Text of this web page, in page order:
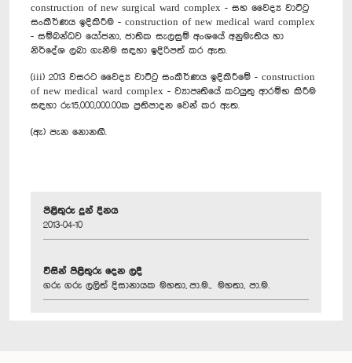
construction of new surgical ward complex - සහ වෛද්‍ය වාට්ටු
සංකීර්ණය ඉදිකිරීම - construction of new medical ward complex
- සම්බන්ධව යෝජනා, ජාතික සැලසුම් අංශයේ අනුමැතිය හා
නිර්දේශ ලබා ගැනීම සඳහා ඉදිරිපත් කර ඇත.
(iii) 2013 වසරට වෛද්‍ය වාට්ටු සංකීර්ණය ඉදිකිරීමේ - construction
of new medical ward complex - ව්‍යාපෘතියේ කටයුතු ආරම්භ කිරීම
සඳහා රු:15,000,000.00ක ප්‍රතිපාදන වෙන් කර ඇත.
(ඇ) පැන නොනඟී.
පිළිතුරු දුන් දිනය
2013-04-10
විසින් පිළිතුරු දෙන ලදී
ගරු ගරු ලලිත් දිසානායක මහතා, පා.ම., මහතා, පා.ම.